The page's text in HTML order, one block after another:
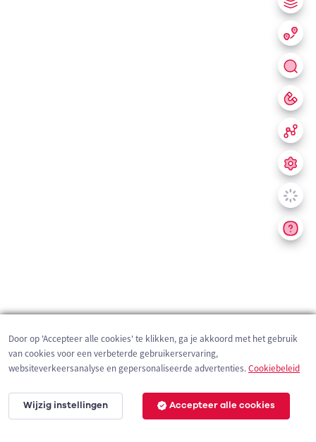
200 m
Door op 'Accepteer alle cookies' te klikken, ga je akkoord met het gebruik
van cookies voor een verbeterde gebruikerservaring,
websiteverkeersanalyse en gepersonaliseerde advertenties.Cookiebeleid
Wijzig instellingen Accepteer alle cookies